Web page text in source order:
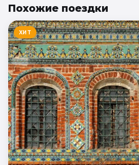
Похожие поездки
ХИТ